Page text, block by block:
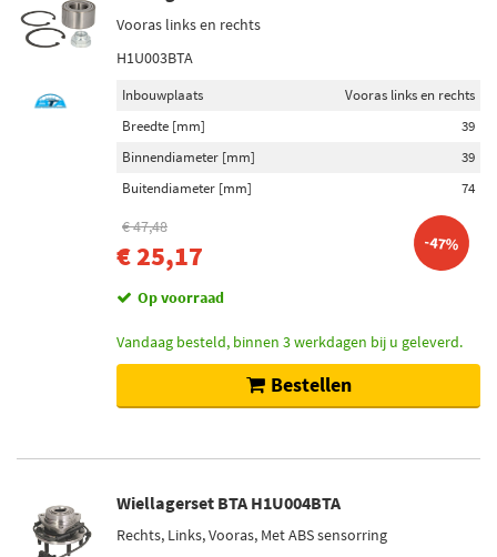
Vooras links en rechts
H1U003BTA
Inbouwplaats
Vooras links en rechts
Breedte [mm]
39
Binnendiameter [mm]
39
Buitendiameter [mm]
74
€ 47,48
€ 25,17 -47%
Op voorraad
Vandaag besteld, binnen 3 werkdagen bij u geleverd.
Bestellen
Wiellagerset BTA H1U004BTA
Rechts, Links, Vooras, Met ABS sensorring